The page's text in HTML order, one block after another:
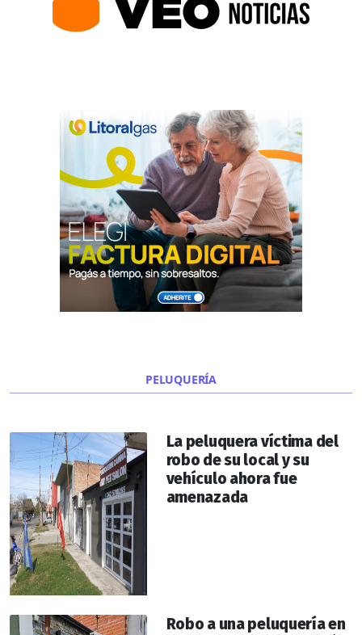
PELUQUERÍA
La peluquera víctima del
robo de su local y su
vehículo ahora fue
amenazada
Robo a una peluquería en